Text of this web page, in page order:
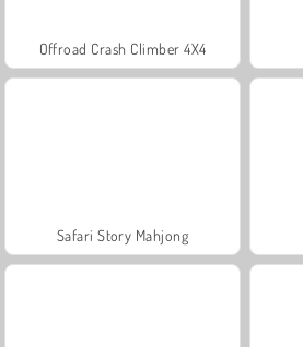
Offroad Crash Climber 4X4
Safari Story Mahjong